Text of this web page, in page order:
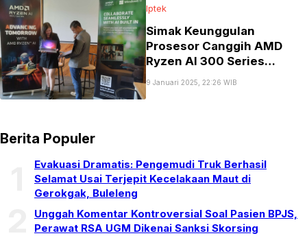
Iptek
Simak Keunggulan
Prosesor Canggih AMD
Ryzen AI 300 Series
9 Januari 2025, 22:26 WIB
Berita Populer
Evakuasi Dramatis: Pengemudi Truk Berhasil
Selamat Usai Terjepit Kecelakaan Maut di
Gerokgak, Buleleng
Unggah Komentar Kontroversial Soal Pasien BPJS,
Perawat RSA UGM Dikenai Sanksi Skorsing